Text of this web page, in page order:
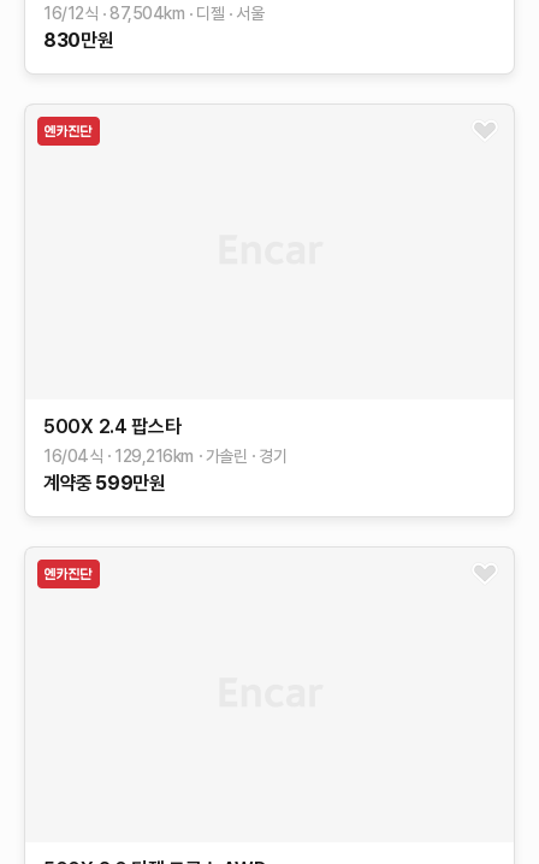
16/12식 87,504km 디젤 서울
830만원
500X 2.4 팝스타
16/04식 129,216km 가솔린 경기
계약중 599만원